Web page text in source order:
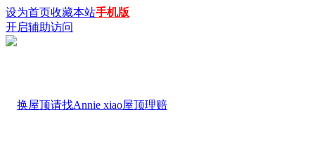
设为首页收藏本站手机版
开启辅助访问